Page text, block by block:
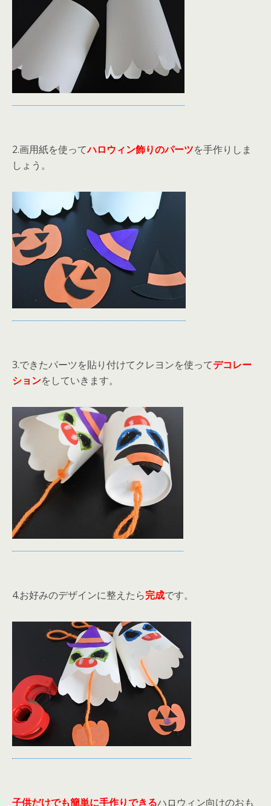
2.画用紙を使ってハロウィン飾りのパーツを手作りしま
しょう。
3.できたパーツを貼り付けてクレヨンを使ってデコレー
ションをしていきます。
4.お好みのデザインに整えたら完成です。
子供だけでも簡単に手作りできるハロウィン向けのおも